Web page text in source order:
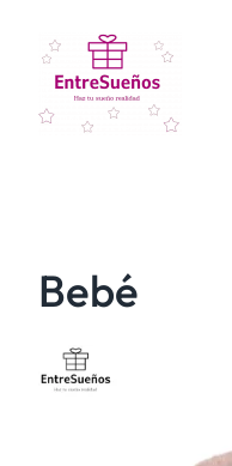
Bebé